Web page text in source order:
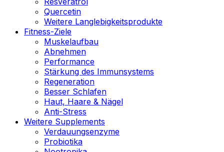
Quercetin
Weitere Langlebigkeitsprodukte
Fitness-Ziele
Muskelaufbau
Abnehmen
Performance
Stärkung des Immunsystems
Regeneration
Besser Schlafen
Haut, Haare & Nägel
Anti-Stress
Weitere Supplements
Verdauungsenzyme
Probiotika